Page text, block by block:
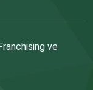
ve